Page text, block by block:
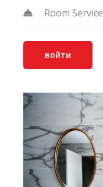
Room Service
войти